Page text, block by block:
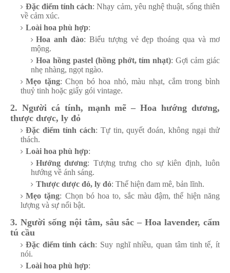
Đặc điểm tính cách: Nhạy cảm, yêu nghệ thuật, sống thiên
về cảm xúc.
Loài hoa phù hợp:
Hoa anh đào: Biểu tượng vẻ đẹp thoáng qua và mơ
mộng.
Hoa hồng pastel (hồng phớt, tím nhạt): Gợi cảm giác
nhẹ nhàng, ngọt ngào.
Mẹo tặng: Chọn bó hoa nhỏ, màu nhạt, cắm trong bình
thuỷ tinh hoặc giấy gói vintage.
2. Người cá tính, mạnh mẽ – Hoa hướng dương,
thược dược, ly đỏ
Đặc điểm tính cách: Tự tin, quyết đoán, không ngại thử
thách.
Loài hoa phù hợp:
Hướng dương: Tượng trưng cho sự kiên định, luôn
hướng về ánh sáng.
Thược dược đỏ, ly đỏ: Thể hiện đam mê, bản lĩnh.
Mẹo tặng: Chọn bó hoa to, sắc màu đậm, thể hiện năng
lượng và sự nổi bật.
3. Người sống nội tâm, sâu sắc – Hoa lavender, cẩm
tú cầu
Đặc điểm tính cách: Suy nghĩ nhiều, quan tâm tinh tế, ít
nói.
Loài hoa phù hợp: